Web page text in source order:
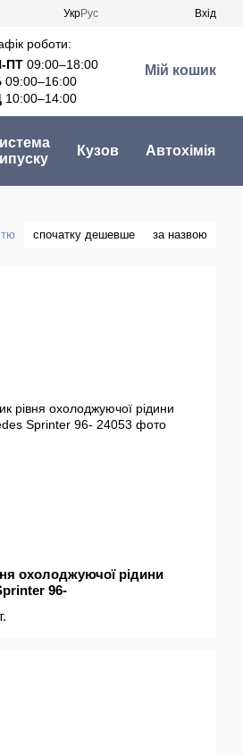
УкрРус Вхід
роботи:
ПТ 09:00–18:00
09:00–16:00
10:00–14:00
Мій кошик
Кузов Автохімія
спочатку дешевше за назвою
охолоджуючої рідини
96-